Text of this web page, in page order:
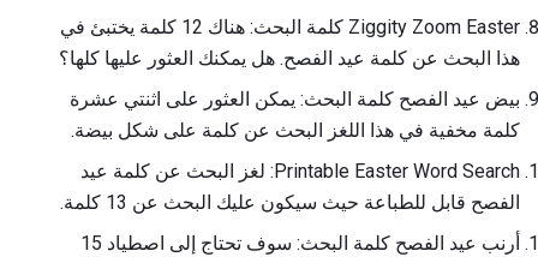
Ziggity Zoom Easter كلمة البحث: هناك 12 كلمة يختبئ في
هذا البحث عن كلمة عيد الفصح. هل يمكنك العثور عليها كلها؟
بيض عيد الفصح كلمة البحث: يمكن العثور على اثنتي عشرة
كلمة مخفية في هذا اللغز البحث عن كلمة على شكل بيضة.
Printable Easter Word Search: لغز البحث عن كلمة عيد
الفصح قابل للطباعة حيث سيكون عليك البحث عن 13 كلمة.
أرنب عيد الفصح كلمة البحث: سوف تحتاج إلى اصطياد 15